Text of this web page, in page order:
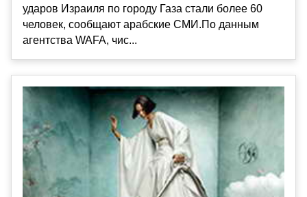
ударов Израиля по городу Газа стали более 60
человек, сообщают арабские СМИ.По данным
агентства WAFA, чис...